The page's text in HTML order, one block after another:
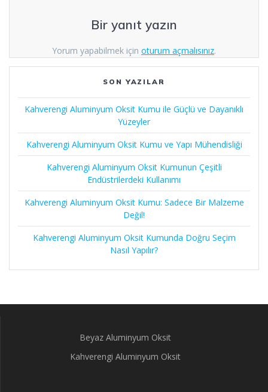
Bir yanıt yazın
Yorum yapabilmek için oturum açmalısınız.
SON YAZILAR
Kahverengi Aluminyum Oksit Kumu ile Güçlü ve Dayanıklı
Yüzeyler
Kahverengi Aluminyum Oksit Kumu ve Yapı Mühendisliği
Kahverengi Aluminyum Oksit Kumunun Çeşitli
Endüstrilerdeki Kullanımı
Kahverengi Aluminyum Oksit Kumu: Sadece Bir Malzeme
Değil!
Kahverengi Aluminyum Oksit Kumunda Doğru Seçim
Nasıl Yapılır?
Beyaz Aluminyum Oksit
Kahverengi Aluminyum Oksit